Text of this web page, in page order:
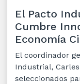
El Pacto
Cumbre
Economía
El coordinador
Industrial,
seleccionados